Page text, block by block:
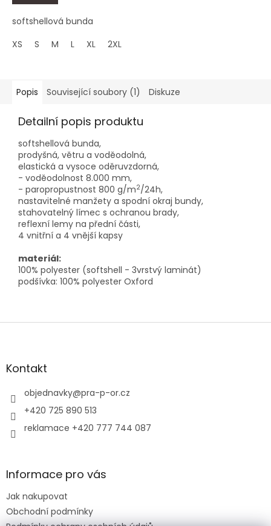
softshellová bunda
XS
S M L XL 2XL
Popis Související soubory (1) Diskuze
Detailní popis produktu
softshellová bunda,
prodyšná, větru a voděodolná,
elastická a vysoce oděruvzdorná,
- voděodolnost 8.000 mm,
- paropropustnost 800 g/m2/24h,
nastavitelné manžety a spodní okraj bundy,
stahovatelný límec s ochranou brady,
reflexní lemy na přední části,
4 vnitřní a 4 vnější kapsy
materiál:
100% polyester (softshell - 3vrstvý laminát)
podšívka: 100% polyester Oxford
Z
aKontakt
objednavky@pra-p-or.cz
+420 725 890 513
reklamace +420 777 744 087
Informace pro vás
Jak nakupovat
Obchodní podmínky